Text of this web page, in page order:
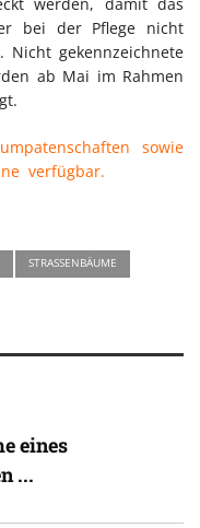
bei der Pflege nicht
Nicht gekennzeichnete
ab Mai im Rahmen
sowie
verfügbar.
STRASSENBÄUME
eines
...